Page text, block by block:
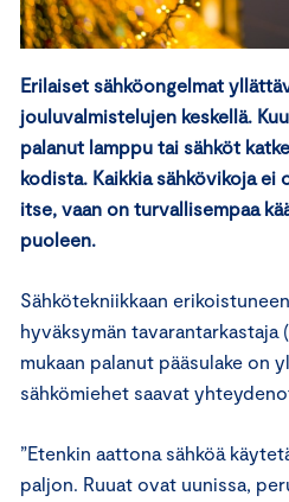
Erilaiset sähköongelmat
jouluvalmistelujen keskellä.
palanut lamppu tai sähköt
kodista. Kaikkia sähkövikoja
itse, vaan on turvallisempaa
puoleen.
Sähkötekniikkaan
hyväksymän tavarantarkastaja
mukaan palanut pääsulake on
sähkömiehet saavat
”Etenkin aattona sähköä
paljon. Ruuat ovat uunissa,